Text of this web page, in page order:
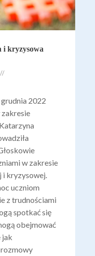
i kryzysowa
2022
w zakresie
kryzysowej.
uczniom
z trudnościami
spotkać się
obejmować
jak